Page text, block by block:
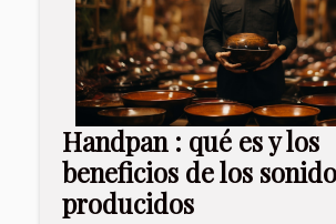
Handpan : qué es y los
beneficios de los
producidos